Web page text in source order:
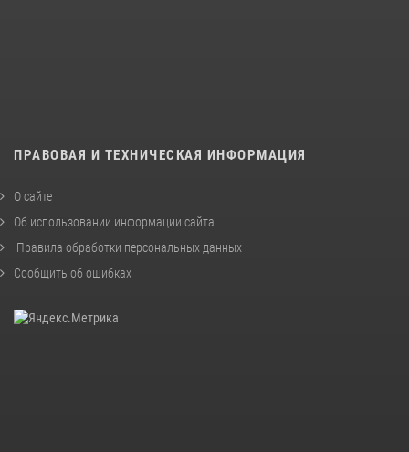
ПРАВОВАЯ И ТЕХНИЧЕСКАЯ ИНФОРМАЦИЯ
О сайте
Об использовании информации сайта
Правила обработки персональных данных
Сообщить об ошибках